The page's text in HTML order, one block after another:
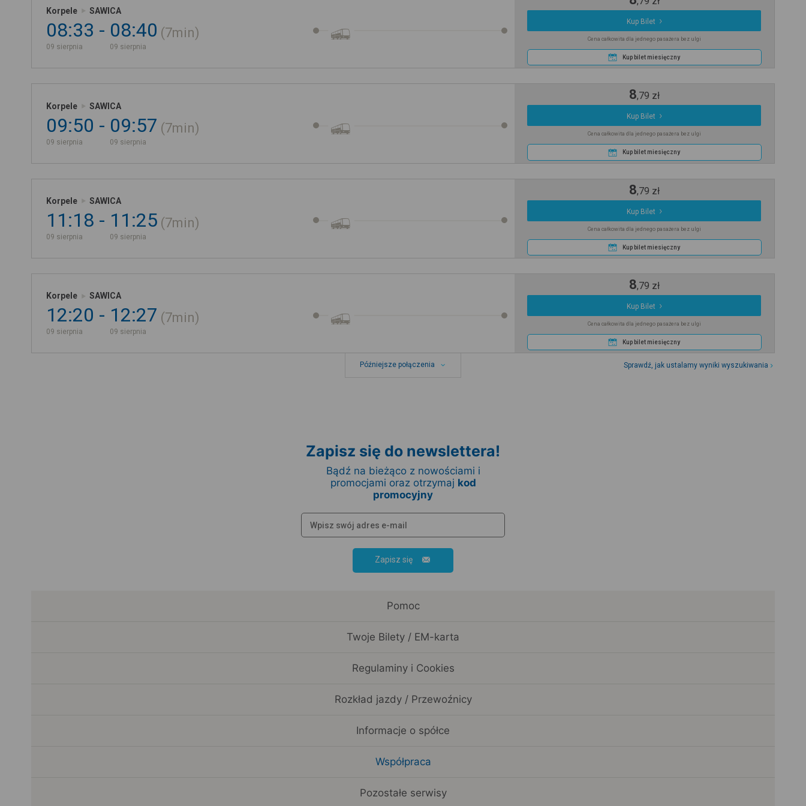
Korpele SAWICA
08:33
09 sierpnia
08:40
09 sierpnia
7min
Kup Bilet
Cena całkowita dla jednego pasażera bez ulgi
Kup bilet miesięczny
Korpele SAWICA
09:50
09 sierpnia
09:57
09 sierpnia
7min
8,79 zł
Kup Bilet
Cena całkowita dla jednego pasażera bez ulgi
Kup bilet miesięczny
Korpele SAWICA
11:18
09 sierpnia
11:25
09 sierpnia
7min
8,79 zł
Kup Bilet
Cena całkowita dla jednego pasażera bez ulgi
Kup bilet miesięczny
Korpele SAWICA
12:20
09 sierpnia
12:27
09 sierpnia
7min
8,79 zł
Kup Bilet
Cena całkowita dla jednego pasażera bez ulgi
Kup bilet miesięczny
Późniejsze połączenia Sprawdź, jak ustalamy wyniki wyszukiwania
Zapisz się do newslettera!
Bądź na bieżąco z nowościami i
promocjami oraz otrzymaj kod
promocyjny
Zapisz się
Pomoc
Twoje Bilety / EM-karta
Regulaminy i Cookies
Rozkład jazdy / Przewoźnicy
Informacje o spółce
Współpraca
Pozostałe serwisy